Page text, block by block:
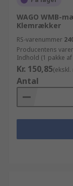
WAGO WMB-
Klemrækker
RS-varenummer
Producentens
Indhold (1 pakke
Kr. 150,85
Antal